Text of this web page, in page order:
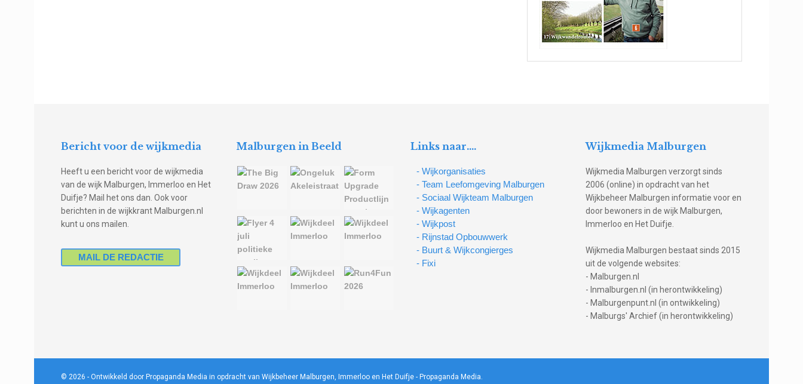
Bericht voor de wijkmedia
Heeft u een bericht voor de wijkmedia
van de wijk Malburgen, Immerloo en Het
Duifje? Mail het ons dan. Ook voor
berichten in de wijkkrant Malburgen.nl
kunt u ons mailen.
MAIL DE REDACTIE
Malburgen in Beeld Links naar….
- Wijkorganisaties
- Team Leefomgeving Malburgen
- Sociaal Wijkteam Malburgen
- Wijkagenten
- Wijkpost
- Rijnstad Opbouwwerk
- Buurt & Wijkcongierges
- Fixi
Wijkmedia Malburgen
Wijkmedia Malburgen verzorgt sinds
2006 (online) in opdracht van het
Wijkbeheer Malburgen informatie voor en
door bewoners in de wijk Malburgen,
Immerloo en Het Duifje.
Wijkmedia Malburgen bestaat sinds 2015
uit de volgende websites:
- Malburgen.nl
- Inmalburgen.nl (in herontwikkeling)
- Malburgenpunt.nl (in ontwikkeling)
- Malburgs' Archief (in herontwikkeling)
© 2026 - Ontwikkeld door Propaganda Media in opdracht van Wijkbeheer Malburgen, Immerloo en Het Duifje - Propaganda Media.